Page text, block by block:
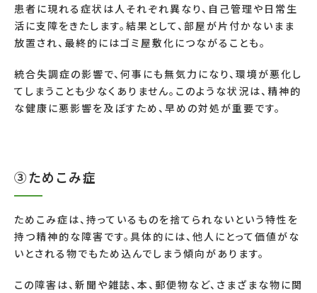
患者に現れる症状は人それぞれ異なり、自己管理や日常生
活に支障をきたします。結果として、部屋が片付かないまま
放置され、最終的にはゴミ屋敷化につながることも。
統合失調症の影響で、何事にも無気力になり、環境が悪化し
てしまうことも少なくありません。このような状況は、精神的
な健康に悪影響を及ぼすため、早めの対処が重要です。
③ためこみ症
ためこみ症は、持っているものを捨てられないという特性を
持つ精神的な障害です。具体的には、他人にとって価値がな
いとされる物でもため込んでしまう傾向があります。
この障害は、新聞や雑誌、本、郵便物など、さまざまな物に関